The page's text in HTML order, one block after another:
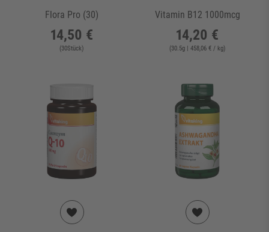
Flora Pro (30)
14,50 €
(30Stück)
Vitamin B12 1000mcg
14,20 €
(30.5g| 458,06 € / kg)